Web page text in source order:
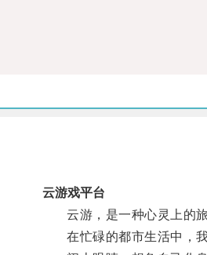
云游戏平台
云游，是一种心灵上的旅
在忙碌的都市生活中，我